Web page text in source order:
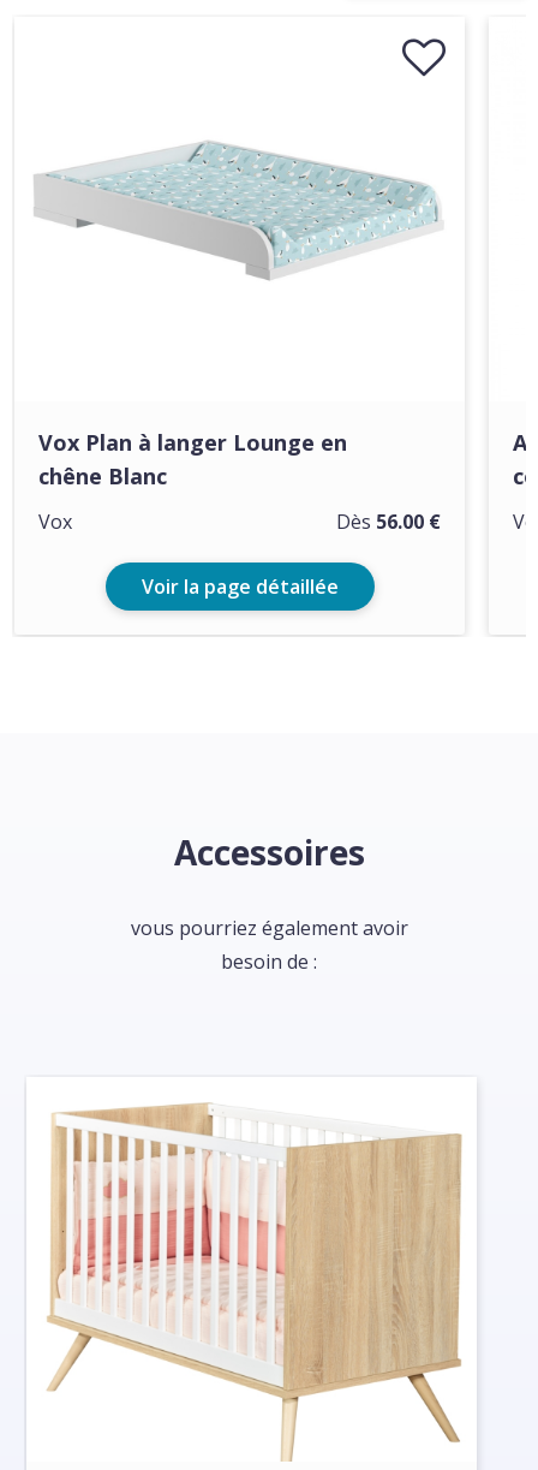
Vox Plan à langer Lounge en
chêne Blanc
Dès 56.00 €
Vox
Voir la page détaillée
Accessoires
vous pourriez également avoir
besoin de :